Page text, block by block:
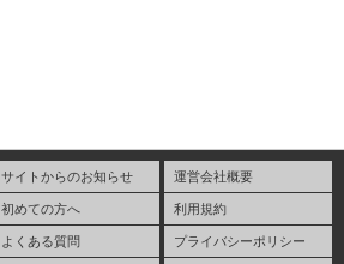
サイトからのお知らせ
初めての方へ
よくある質問
運営会社概要
利用規約
プライバシーポリシー